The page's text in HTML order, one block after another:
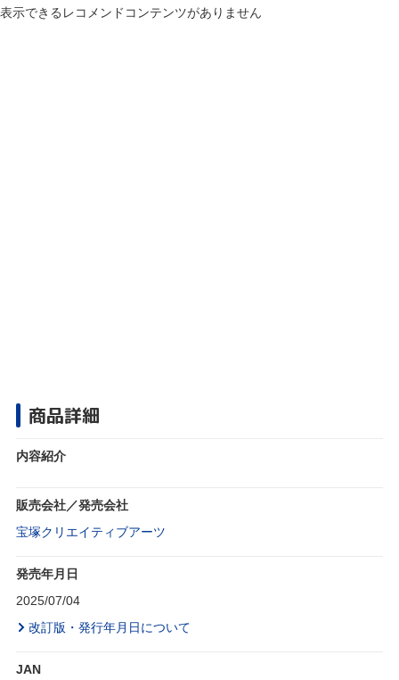
表示できるレコメンドコンテンツがありません
商品詳細
内容紹介
販売会社／発売会社
宝塚クリエイティブアーツ
発売年月日
2025/07/04
改訂版・発行年月日について
JAN